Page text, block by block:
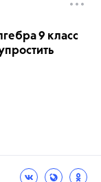
9 класс